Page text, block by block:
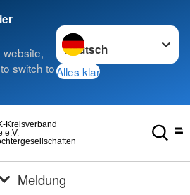
switch to
Sprache wechseln zu
Alles klar
e.V.
Kreisverband
Meldung